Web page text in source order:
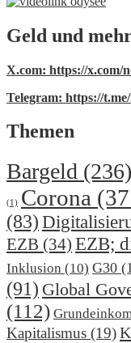
Geld und
X.com: https://x.com/
Telegram: https://
Themen
Bargeld (236)
(1) Corona
(83)
EZB (34) EZB;
Inklusion (10) G30
(91) Global
(112)
Kapitalismus (19)